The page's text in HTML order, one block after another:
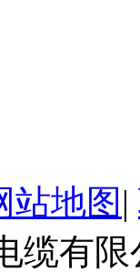
站地图 |
缆有